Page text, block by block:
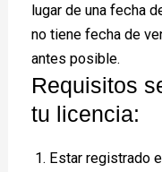
lugar de una fecha
no tiene fecha de
antes posible.
Requisitos
tu licencia:
Estar registrado